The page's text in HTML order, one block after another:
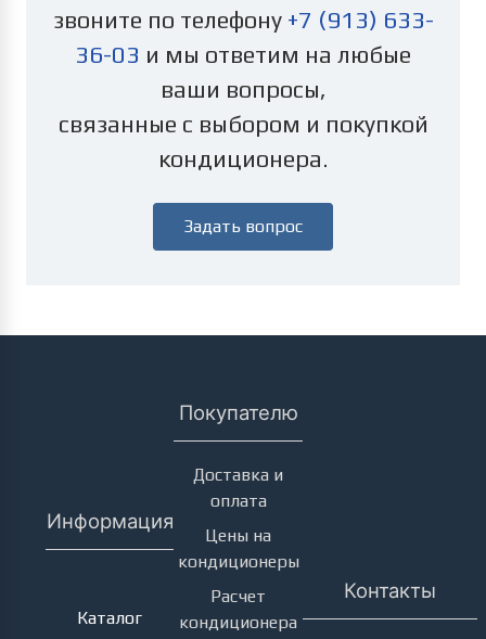
звоните по телефону +7 (913) 633-
36-03 и мы ответим на любые
ваши вопросы,
связанные с выбором и покупкой
кондиционера.
Задать вопрос
Информация
Каталог
Покупателю
Доставка и
оплата
Цены на
кондиционеры
Расчет
кондиционера
Контакты